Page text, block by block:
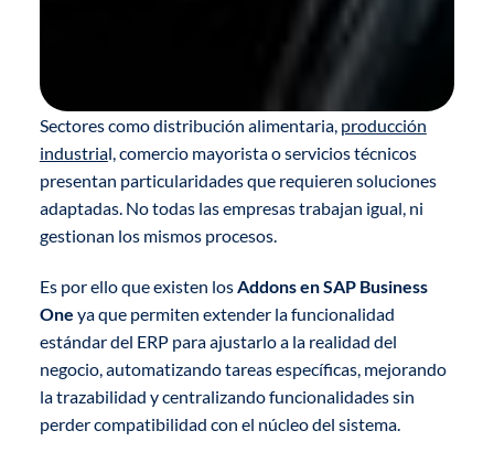
Sectores como distribución alimentaria, producción
industrial, comercio mayorista o servicios técnicos
presentan particularidades que requieren soluciones
adaptadas. No todas las empresas trabajan igual, ni
gestionan los mismos procesos.
Es por ello que existen losAddons en SAP Business
One ya que permiten extender la funcionalidad
estándar del ERP para ajustarlo a la realidad del
negocio, automatizando tareas específicas, mejorando
la trazabilidad y centralizando funcionalidades sin
perder compatibilidad con el núcleo del sistema.